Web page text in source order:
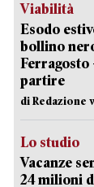
Viabilità
Esodo
bollino
Ferragosto
partire
di Redazione
Lo studio
Vacanze
24 milioni